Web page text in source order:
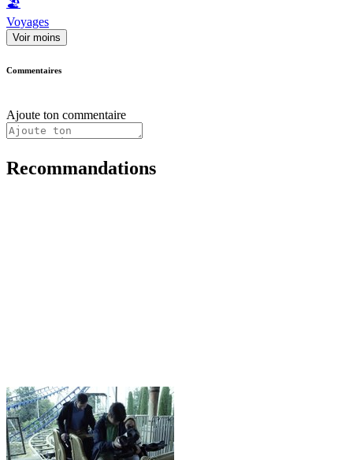
Voyages
Voir moins
Commentaires
Ajoute ton commentaire
Recommandations